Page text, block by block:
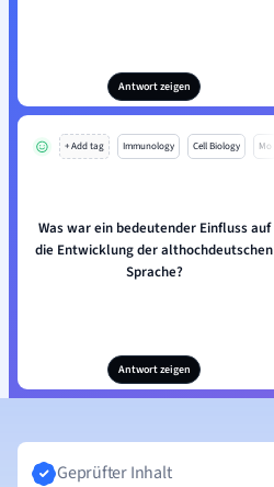
Antwort zeigen
+ Add tag Immunology Cell Biology Mo
Was war ein bedeutender Einfluss auf
die Entwicklung der althochdeutschen
Sprache?
Antwort zeigen
Geprüfter Inhalt